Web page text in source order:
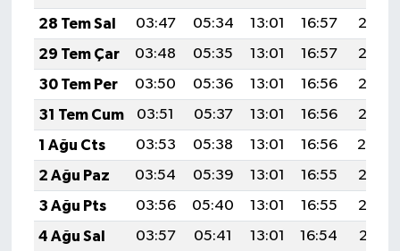
28 Tem Sal
03:47 05:34 13:01 16:57
20:18
29 Tem Çar
03:48 05:35 13:01 16:57
20:17
30 Tem Per
03:50 05:36 13:01 16:56
20:16
31 Tem Cum
03:51 05:37 13:01 16:56
20:15
1 Ağu Cts
03:53 05:38 13:01 16:56
20:14
2 Ağu Paz
03:54 05:39 13:01 16:55
20:13
3 Ağu Pts
03:56 05:40 13:01 16:55
20:12
4 Ağu Sal
03:57 05:41 13:01 16:54
20:11